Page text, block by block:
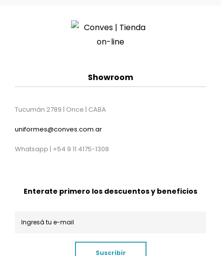
Showroom
Tucumán 2789 | Once | CABA
uniformes@conves.com.ar
Whatsapp | +54 9 11 4175-1308
Enterate primero los descuentos y beneficios
Suscribir